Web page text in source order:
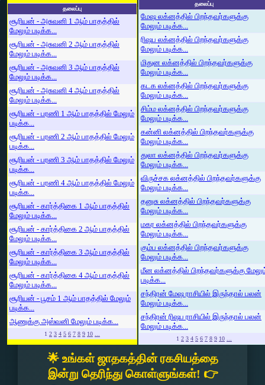
தலைப்பு
சூரியன் - அசுவனி 1 ஆம் பாதத்தில்
மேலும் படிக்க...
சூரியன் - அசுவனி 2 ஆம் பாதத்தில்
மேலும் படிக்க...
சூரியன் - அசுவனி 3 ஆம் பாதத்தில்
மேலும் படிக்க...
சூரியன் - அசுவனி 4 ஆம் பாதத்தில்
மேலும் படிக்க...
சூரியன் - பரணி 1 ஆம் பாதத்தில் மேலும்
படிக்க...
சூரியன் - பரணி 2 ஆம் பாதத்தில் மேலும்
படிக்க...
சூரியன் - பரணி 3 ஆம் பாதத்தில் மேலும்
படிக்க...
சூரியன் - பரணி 4 ஆம் பாதத்தில் மேலும்
படிக்க...
சூரியன் - கார்த்திகை 1 ஆம் பாதத்தில்
மேலும் படிக்க...
சூரியன் - கார்த்திகை 2 ஆம் பாதத்தில்
மேலும் படிக்க...
சூரியன் - கார்த்திகை 3 ஆம் பாதத்தில்
மேலும் படிக்க...
சூரியன் - கார்த்திகை 4 ஆம் பாதத்தில்
மேலும் படிக்க...
சூரியன் - பூசம் 1 ஆம் பாதத்தில் மேலும்
படிக்க...
ஆணுக்கு அஸ்வனி மேலும் படிக்க...
1 2 3 4 5 6 7 8 9 10 ...
தலைப்பு
மேஷ லக்னத்தில் பிறந்தவர்களுக்கு
மேலும் படிக்க...
ரிஷப லக்னத்தில் பிறந்தவர்களுக்கு
மேலும் படிக்க...
மிதுன லக்னத்தில் பிறந்தவர்களுக்கு
மேலும் படிக்க...
கடக லக்னத்தில் பிறந்தவர்களுக்கு
மேலும் படிக்க...
சிம்ம லக்னத்தில் பிறந்தவர்களுக்கு
மேலும் படிக்க...
கன்னி லக்னத்தில் பிறந்தவர்களுக்கு
மேலும் படிக்க...
துலா லக்னத்தில் பிறந்தவர்களுக்கு
மேலும் படிக்க...
விருச்சக லக்னத்தில் பிறந்தவர்களுக்கு
மேலும் படிக்க...
தனுசு லக்னத்தில் பிறந்தவர்களுக்கு
மேலும் படிக்க...
மகர லக்னத்தில் பிறந்தவர்களுக்கு
மேலும் படிக்க...
கும்ப லக்னத்தில் பிறந்தவர்களுக்கு
மேலும் படிக்க...
மீன லக்னத்தில் பிறந்தவர்களுக்கு
படிக்க...
சந்திரன் மேஷ ராசியில் இருந்தால் பலன்
மேலும் படிக்க...
சந்திரன் ரிஷப ராசியில் இருந்தால் பலன்
மேலும் படிக்க...
1 2 3 4 5 6 7 8 9 10 ...
🌟 உங்கள் ஜாதகத்தின் ரகசியத்தை
இன்று தெரிந்து கொள்ளுங்கள்! 👉